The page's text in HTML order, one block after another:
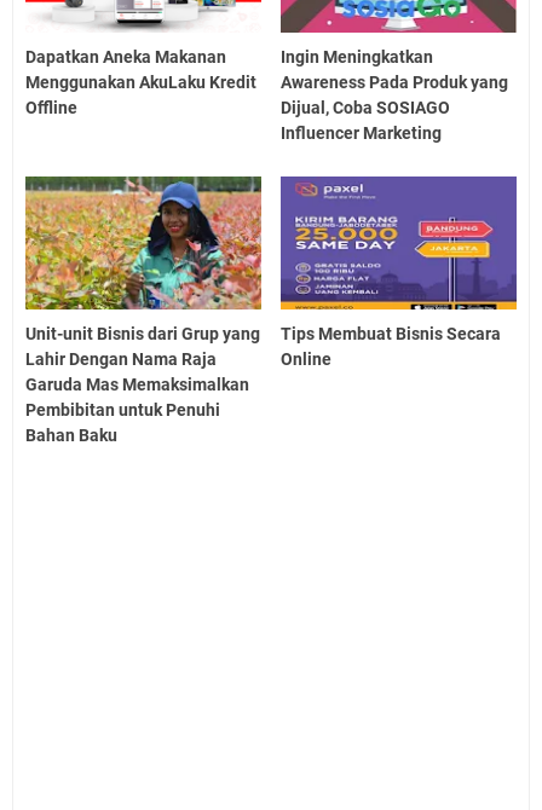
Dapatkan Aneka Makanan
Menggunakan AkuLaku Kredit
Offline
Ingin Meningkatkan
Awareness Pada Produk yang
Dijual, Coba SOSIAGO
Influencer Marketing
Unit-unit Bisnis dari Grup yang
Lahir Dengan Nama Raja
Garuda Mas Memaksimalkan
Pembibitan untuk Penuhi
Bahan Baku
Tips Membuat Bisnis Secara
Online